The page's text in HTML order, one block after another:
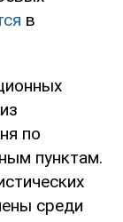
в
по
пунктам.
среди